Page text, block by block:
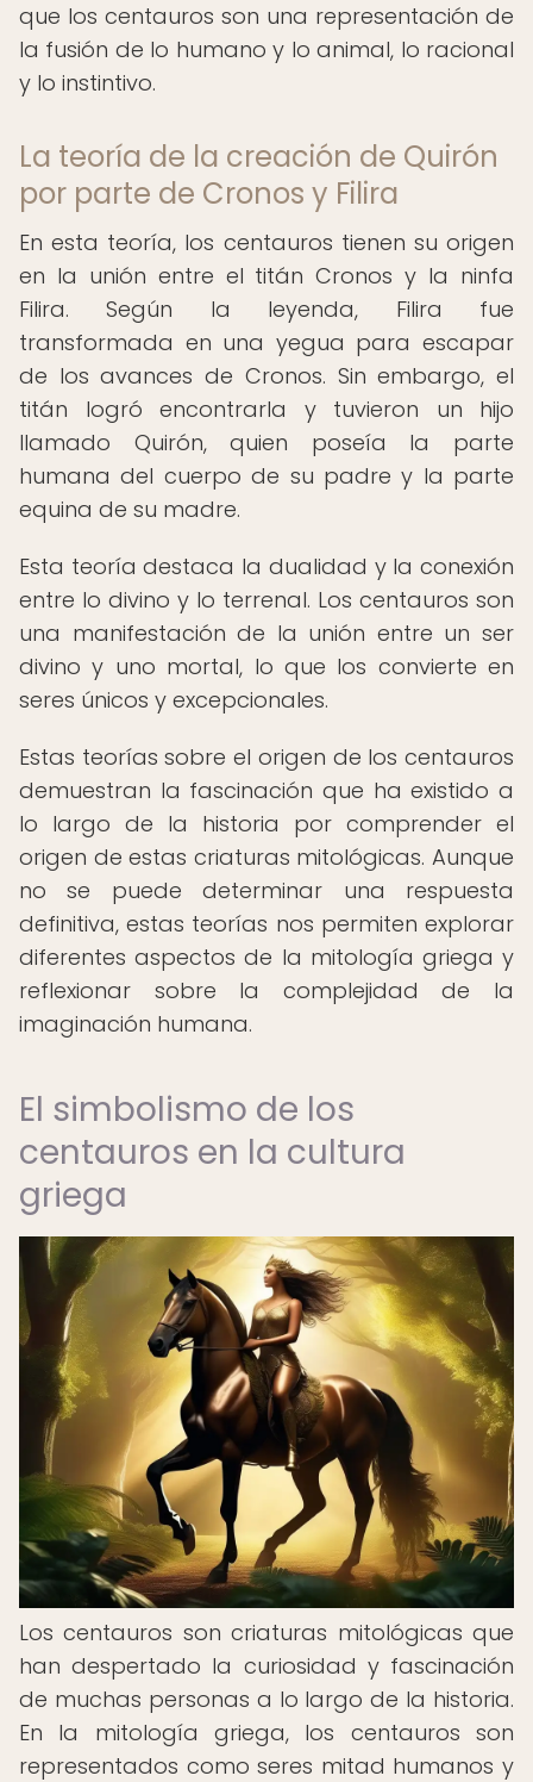
que los centauros son una representación de
la fusión de lo humano y lo animal, lo racional
y lo instintivo.
La teoría de la creación de Quirón
por parte de Cronos y Filira
En esta teoría, los centauros tienen su origen
en la unión entre el titán Cronos y la ninfa
Filira. Según la leyenda, Filira fue
transformada en una yegua para escapar
de los avances de Cronos. Sin embargo, el
titán logró encontrarla y tuvieron un hijo
llamado Quirón, quien poseía la parte
humana del cuerpo de su padre y la parte
equina de su madre.
Esta teoría destaca la dualidad y la conexión
entre lo divino y lo terrenal. Los centauros son
una manifestación de la unión entre un ser
divino y uno mortal, lo que los convierte en
seres únicos y excepcionales.
Estas teorías sobre el origen de los centauros
demuestran la fascinación que ha existido a
lo largo de la historia por comprender el
origen de estas criaturas mitológicas. Aunque
no se puede determinar una respuesta
definitiva, estas teorías nos permiten explorar
diferentes aspectos de la mitología griega y
reflexionar sobre la complejidad de la
imaginación humana.
El simbolismo de los
centauros en la cultura
griega
Los centauros son criaturas mitológicas que
han despertado la curiosidad y fascinación
de muchas personas a lo largo de la historia.
En la mitología griega, los centauros son
representados como seres mitad humanos y